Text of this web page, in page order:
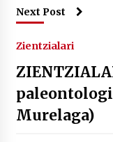
Next Post
Zientzialari
Murelaga)